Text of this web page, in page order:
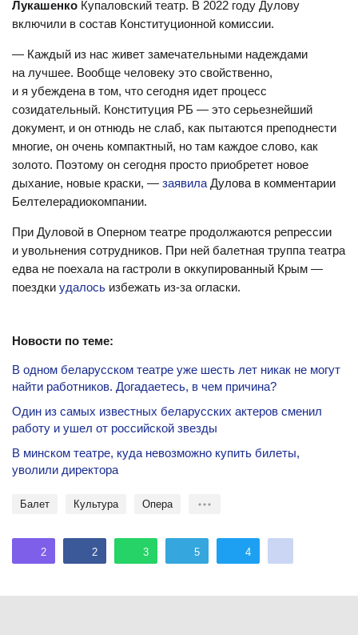
Лукашенко Купаловский театр. В 2022 году Дулову
включили в состав Конституционной комиссии.
— Каждый из нас живет замечательными надеждами
на лучшее. Вообще человеку это свойственно,
и я убеждена в том, что сегодня идет процесс
созидательный. Конституция РБ — это серьезнейший
документ, и он отнюдь не слаб, как пытаются преподнести
многие, он очень компактный, но там каждое слово, как
золото. Поэтому он сегодня просто приобретет новое
дыхание, новые краски, — заявила Дулова в комментарии
Белтелерадиокомпании.
При Дуловой в Оперном театре продолжаются репрессии
и увольнения сотрудников. При ней балетная труппа театра
едва не поехала на гастроли в оккупированный Крым —
поездки удалось избежать из-за огласки.
Новости по теме:
В одном беларусском театре уже шесть лет никак не могут
найти работников. Догадаетесь, в чем причина?
Один из самых известных беларусских актеров сменил
работу и ушел от российской звезды
В минском театре, куда невозможно купить билеты,
уволили директора
балет культура опера
2 2 3 5 4